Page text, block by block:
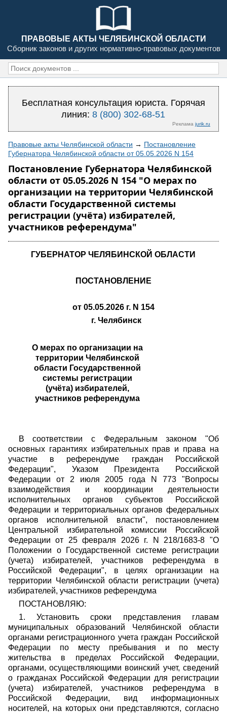
ПРАВОВЫЕ АКТЫ ЧЕЛЯБИНСКОЙ ОБЛАСТИ
Сборник законов и других нормативно-правовых документов
Бесплатная консультация юриста. Горячая
линия:8 (800) 302-68-51
Реклама jurik.ru
Правовые акты Челябинской области → Постановление
Губернатора Челябинской области от 05.05.2026 N 154
Постановление Губернатора Челябинской
области от 05.05.2026 N 154 "О мерах по
организации на территории Челябинской
области Государственной системы
регистрации (учёта) избирателей,
участников референдума"
ГУБЕРНАТОР ЧЕЛЯБИНСКОЙ ОБЛАСТИ
ПОСТАНОВЛЕНИЕ
от 05.05.2026 г. N 154
г. Челябинск
О мерах по организации на
территории Челябинской
области Государственной
системы регистрации
(учёта) избирателей,
участников референдума
В соответствии с Федеральным законом "Об
основных гарантиях избирательных прав и права на
участие в референдуме граждан Российской
Федерации", Указом Президента Российской
Федерации от 2 июля 2005 года N 773 "Вопросы
взаимодействия и координации деятельности
исполнительных органов субъектов Российской
Федерации и территориальных органов федеральных
органов исполнительной власти", постановлением
Центральной избирательной комиссии Российской
Федерации от 25 февраля 2026 г. N 218/1683-8 "О
Положении о Государственной системе регистрации
(учета) избирателей, участников референдума в
Российской Федерации", в целях организации на
территории Челябинской области регистрации (учета)
избирателей, участников референдума
ПОСТАНОВЛЯЮ:
1. Установить сроки представления главам
муниципальных образований Челябинской области
органами регистрационного учета граждан Российской
Федерации по месту пребывания и по месту
жительства в пределах Российской Федерации,
органами, осуществляющими воинский учет, сведений
о гражданах Российской Федерации для регистрации
(учета) избирателей, участников референдума в
Российской Федерации, вид информационных
носителей, на которых они представляются, согласно